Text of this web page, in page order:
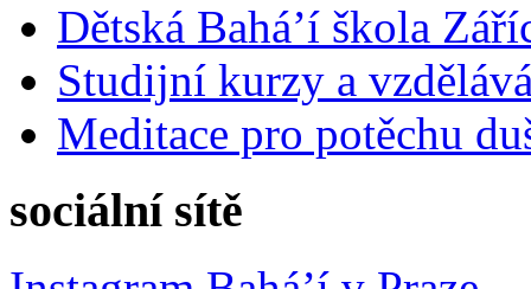
Dětská Bahá’í škola
Studijní kurzy a
Meditace pro potěchu
sociální sítě